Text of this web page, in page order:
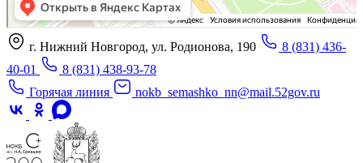
г. Нижний Новгород, ул. Родионова, 190
8 (831) 436-
40-01
8 (831) 438-93-78
Горячая линия
nokb_semashko_nn@mail.52gov.ru